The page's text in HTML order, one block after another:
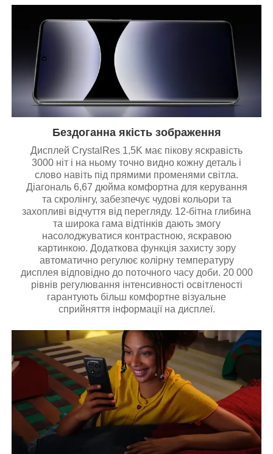
Бездоганна якість зображення
Дисплей CrystalRes 1,5K має пікову яскравість
3000 ніт і на ньому точно видно кожну деталь і
слово навіть під прямими променями світла.
Діагональ 6,67 дюйма комфортна для керування
та скролінгу, забезпечує чудові кольори та
захопливі відчуття від перегляду. 12-бітна глибина
та широка гама відтінків дають змогу
насолоджуватися контрастною, яскравою
картинкою. Додаткова функція захисту зору
автоматично регулює колірну температуру
дисплея відповідно до поточного часу доби. 20 000
рівнів регулювання інтенсивності освітленості
гарантують більш комфортне візуальне
сприйняття інформації на дисплеї.